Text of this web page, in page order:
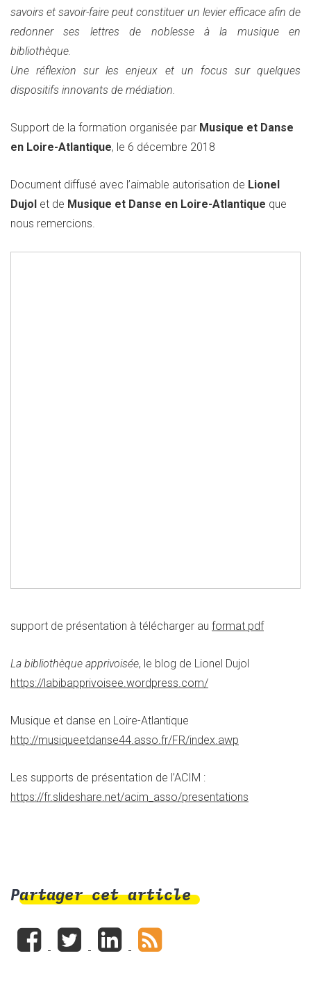
savoirs et savoir-faire peut constituer un levier efficace afin de
redonner ses lettres de noblesse à la musique en
bibliothèque.
Une réflexion sur les enjeux et un focus sur quelques
dispositifs innovants de médiation.
Support de la formation organisée par Musique et Danse
en Loire-Atlantique, le 6 décembre 2018
Document diffusé avec l’aimable autorisation de Lionel
Dujol et de Musique et Danse en Loire-Atlantique que
nous remercions.
support de présentation à télécharger au format pdf
La bibliothèque apprivoisée, le blog de Lionel Dujol
https://labibapprivoisee.wordpress.com/
Musique et danse en Loire-Atlantique
http://musiqueetdanse44.asso.fr/FR/index.awp
Les supports de présentation de l’ACIM :
https://fr.slideshare.net/acim_asso/presentations
Partager cet article